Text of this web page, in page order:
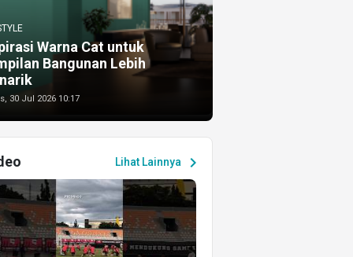
Warna Cat untuk
Bangunan Lebih
30 Jul 2026 10:17
Lihat Lainnya chevron_right